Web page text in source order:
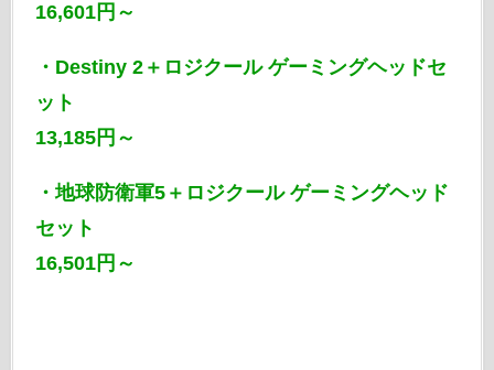
16,601円～
・Destiny 2＋ロジクール ゲーミングヘッドセ
ット
13,185円～
・地球防衛軍5＋ロジクール ゲーミングヘッド
セット
16,501円～